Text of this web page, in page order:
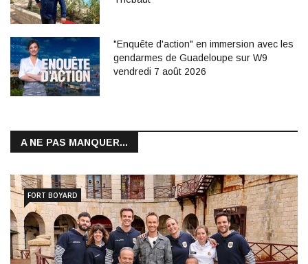
"Enquête d'action" en immersion avec les
gendarmes de Guadeloupe sur W9
vendredi 7 août 2026
A NE PAS MANQUER...
FORT BOYARD